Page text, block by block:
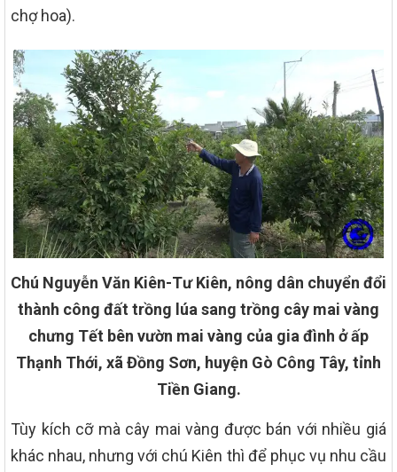
chợ hoa).
Chú Nguyễn Văn Kiên-Tư Kiên, nông dân chuyển đổi
thành công đất trồng lúa sang trồng cây mai vàng
chưng Tết bên vườn mai vàng của gia đình ở ấp
Thạnh Thới, xã Đồng Sơn, huyện Gò Công Tây, tỉnh
Tiền Giang.
Tùy kích cỡ mà cây mai vàng được bán với nhiều giá
khác nhau, nhưng với chú Kiên thì để phục vụ nhu cầu